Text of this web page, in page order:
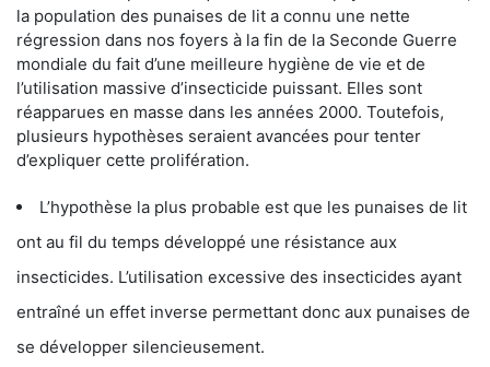
la population des punaises de lit a connu une nette
régression dans nos foyers à la fin de la Seconde Guerre
mondiale du fait d’une meilleure hygiène de vie et de
l’utilisation massive d’insecticide puissant. Elles sont
réapparues en masse dans les années 2000. Toutefois,
plusieurs hypothèses seraient avancées pour tenter
d’expliquer cette prolifération.
L’hypothèse la plus probable est que les punaises de lit
ont au fil du temps développé une résistance aux
insecticides. L’utilisation excessive des insecticides ayant
entraîné un effet inverse permettant donc aux punaises de
se développer silencieusement.